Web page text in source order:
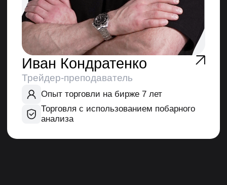
9 600
Освойте сразу два ключевых навыка
скальпера: анализ уровней и чтение ленты
сделок. Сэкономьте и выгодно получите
доступ к следующему блоку«Теханализ
скальпера: Как читать ленту сделок»
Оплатить курс